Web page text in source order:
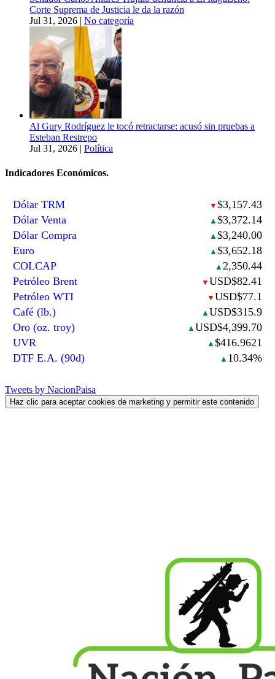
Corte Suprema de Justicia le da la razón
Jul 31, 2026 | No categoría
Al Gury Rodríguez le tocó retractarse: acusó sin pruebas a
Esteban Restrepo
Jul 31, 2026 | Política
Indicadores Económicos.
Dólar TRM ▼ $3,157.43
Dólar Venta
▲ $3,372.14
Dólar Compra
▲ $3,240.00
Euro
▲ $3,652.18
COLCAP
▲ 2,350.44
Petróleo Brent
▼ USD$82.41
Petróleo WTI
▼ USD$77.1
Café (lb.)
▲ USD$315.9
Oro (oz. troy)
▲ USD$4,399.70
UVR
▲ $416.9621
DTF E.A. (90d)
▲ 10.34%
Tweets by NacionPaisa
Haz clic para aceptar cookies de marketing y permitir este contenido